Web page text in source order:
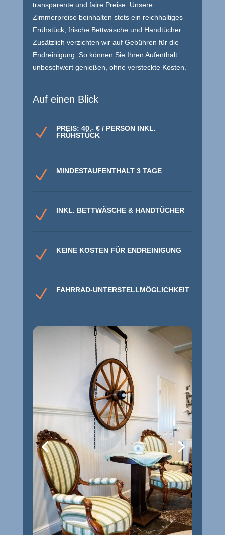
transparente und faire Preise. Unsere
Zimmerpreise beinhalten stets ein reichhaltiges
Frühstück, frische Bettwäsche und Handtücher.
Zusätzlich verzichten wir auf Gebühren für die
Endreinigung. So können Sie Ihren Aufenthalt
unbeschwert genießen, ohne versteckte Kosten.
Auf einen Blick
N
PREIS: 40,- € / PERSON INKL.
FRÜHSTÜCK
N MINDESTAUFENTHALT 3 TAGE
N INKL. BETTWÄSCHE & HANDTÜCHER
N KEINE KOSTEN FÜR ENDREINIGUNG
N FAHRRAD-UNTERSTELLMÖGLICHKEIT